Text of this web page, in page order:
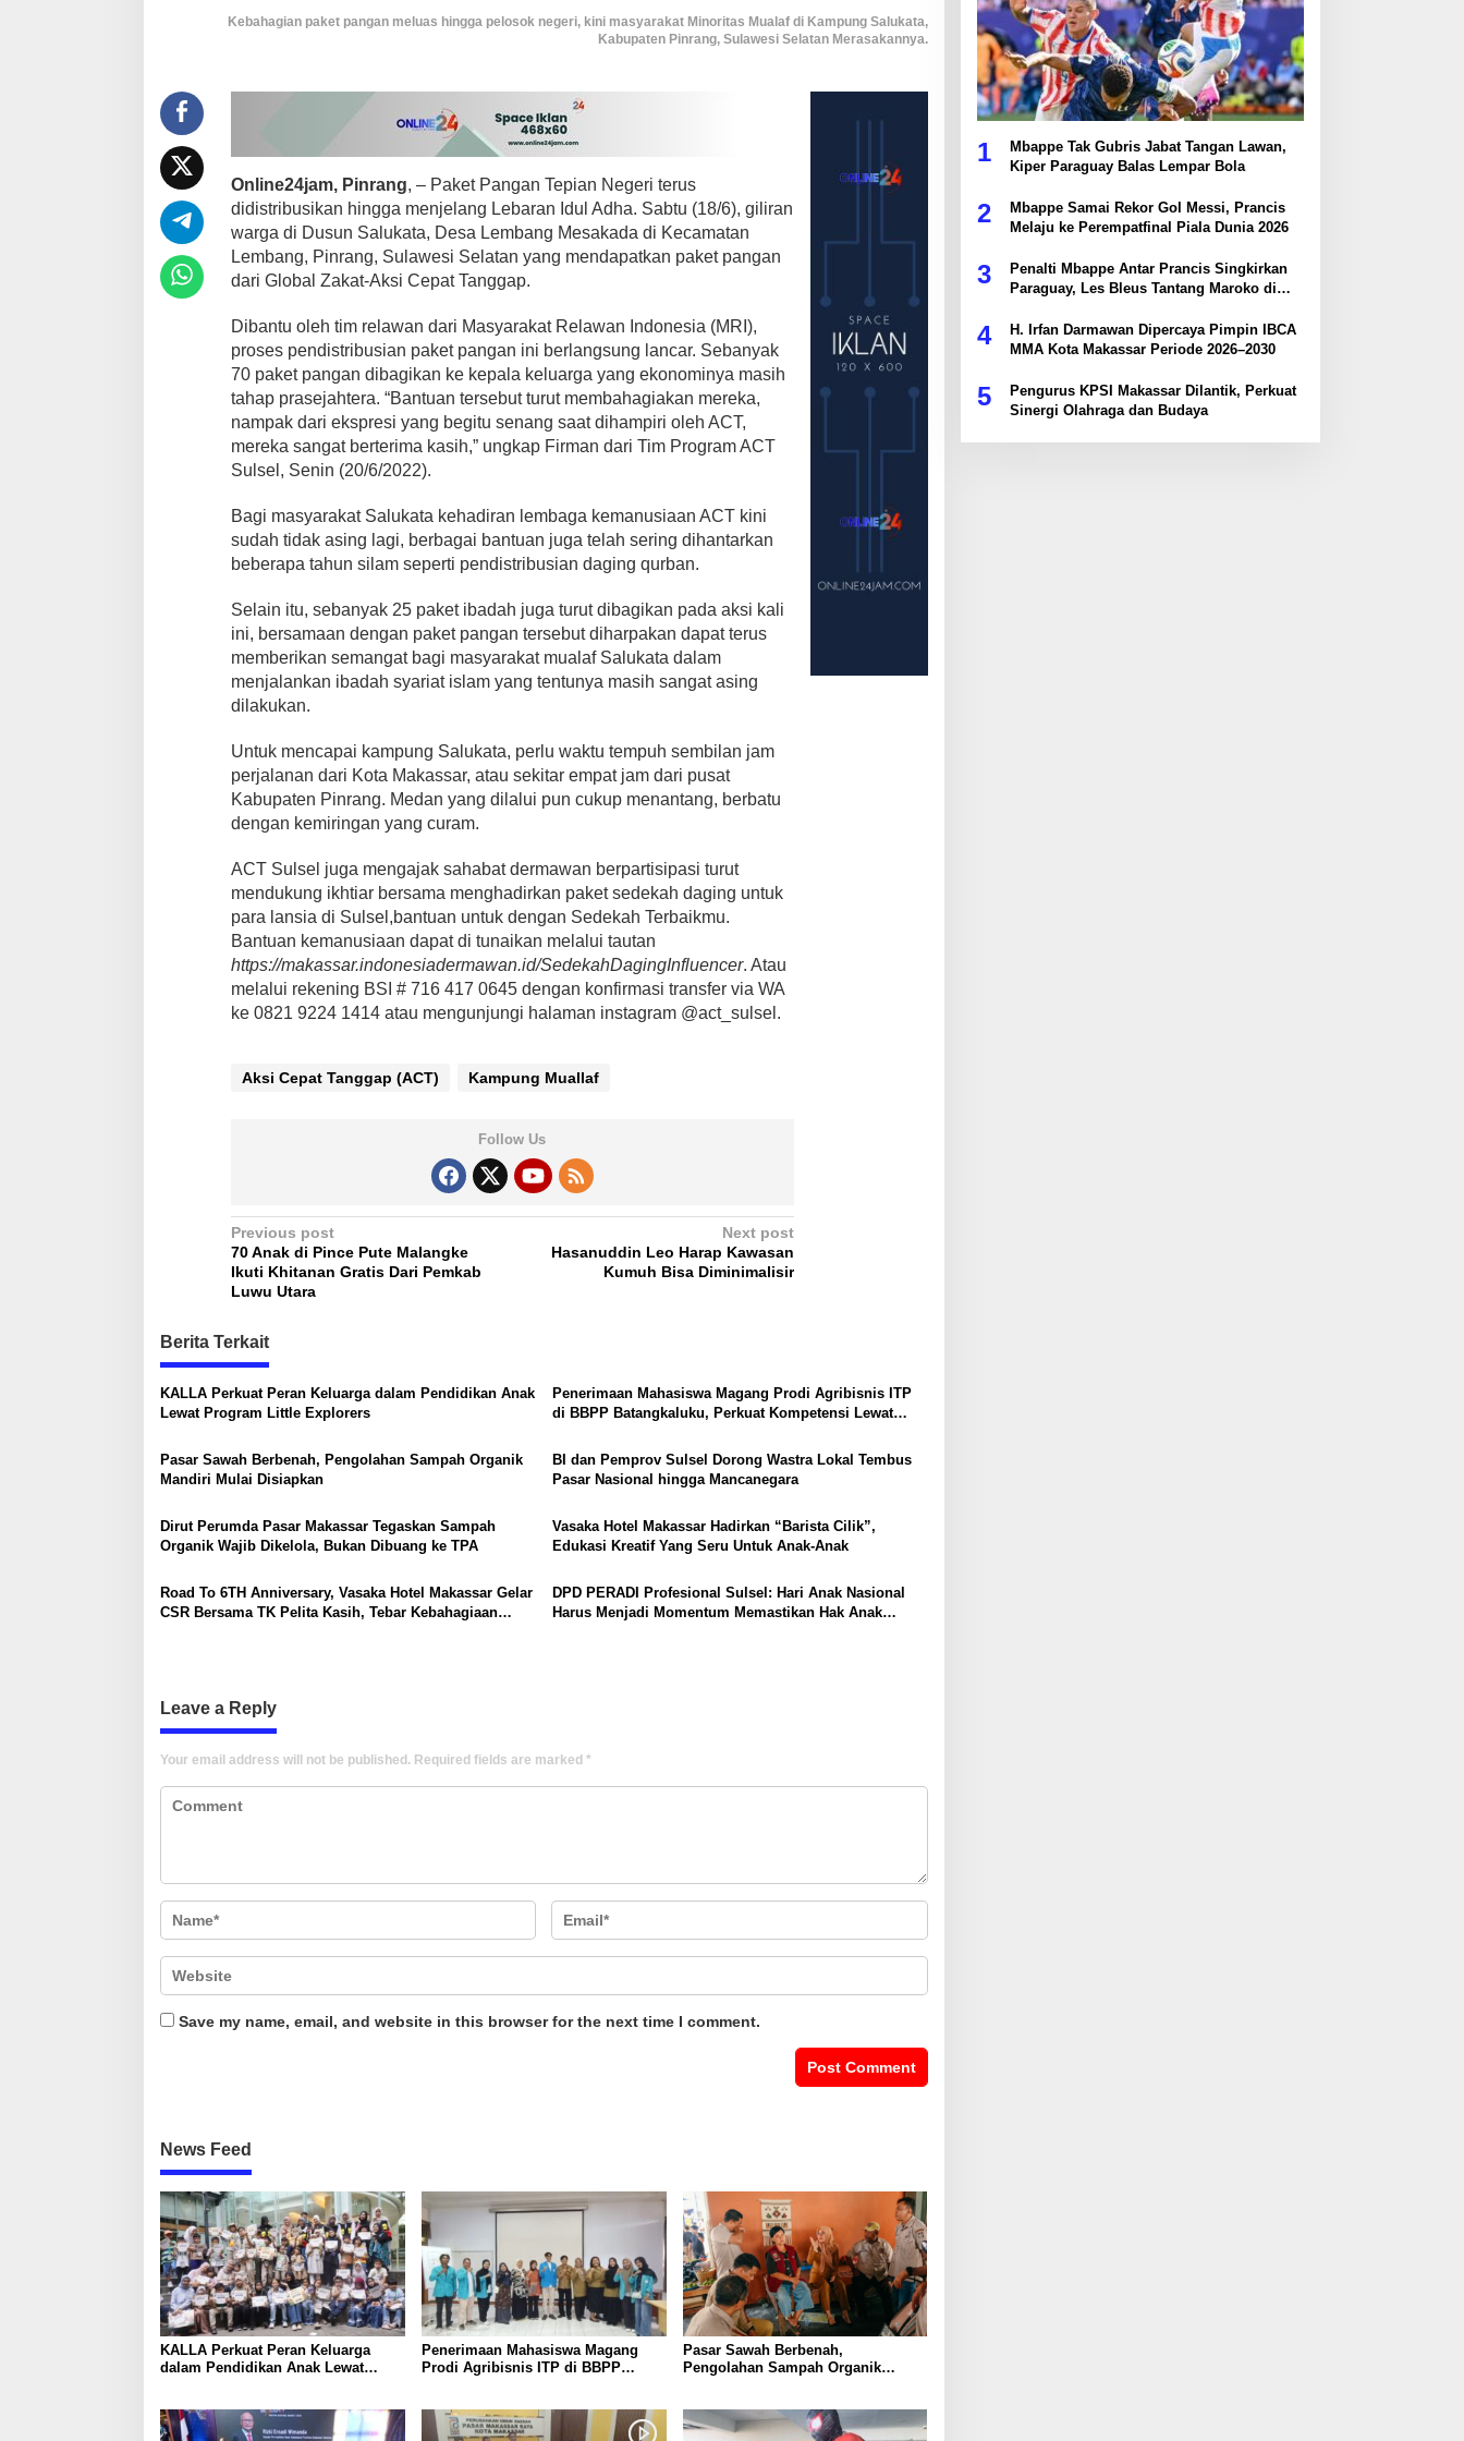
e
n
g
e
i
S
a
m
n
g
i
M
y
o
r
t
a
s
M
a
l
f
S
u
a
t
a
a
u
p
a
t
e
P
r
Kebahagian paket pangan meluas hingga pelosok negeri, kini masyarakat Minoritas Mualaf di Kampung Salukata,
Kabupaten Pinrang, Sulawesi Selatan Merasakannya.
Online24jam, Pinrang, – Paket Pangan Tepian Negeri terus
didistribusikan hingga menjelang Lebaran Idul Adha. Sabtu (18/6), giliran
warga di Dusun Salukata, Desa Lembang Mesakada di Kecamatan
Lembang, Pinrang, Sulawesi Selatan yang mendapatkan paket pangan
dari Global Zakat-Aksi Cepat Tanggap.
Dibantu oleh tim relawan dari Masyarakat Relawan Indonesia (MRI),
proses pendistribusian paket pangan ini berlangsung lancar. Sebanyak
70 paket pangan dibagikan ke kepala keluarga yang ekonominya masih
tahap prasejahtera. “Bantuan tersebut turut membahagiakan mereka,
nampak dari ekspresi yang begitu senang saat dihampiri oleh ACT,
mereka sangat berterima kasih,” ungkap Firman dari Tim Program ACT
Sulsel, Senin (20/6/2022).
Bagi masyarakat Salukata kehadiran lembaga kemanusiaan ACT kini
sudah tidak asing lagi, berbagai bantuan juga telah sering dihantarkan
beberapa tahun silam seperti pendistribusian daging qurban.
Selain itu, sebanyak 25 paket ibadah juga turut dibagikan pada aksi kali
ini, bersamaan dengan paket pangan tersebut diharpakan dapat terus
memberikan semangat bagi masyarakat mualaf Salukata dalam
menjalankan ibadah syariat islam yang tentunya masih sangat asing
dilakukan.
Untuk mencapai kampung Salukata, perlu waktu tempuh sembilan jam
perjalanan dari Kota Makassar, atau sekitar empat jam dari pusat
Kabupaten Pinrang. Medan yang dilalui pun cukup menantang, berbatu
dengan kemiringan yang curam.
ACT Sulsel juga mengajak sahabat dermawan berpartisipasi turut
mendukung ikhtiar bersama menghadirkan paket sedekah daging untuk
para lansia di Sulsel,bantuan untuk dengan Sedekah Terbaikmu.
Bantuan kemanusiaan dapat di tunaikan melalui tautan
https://makassar.indonesiadermawan.id/SedekahDagingInfluencer. Atau
melalui rekening BSI # 716 417 0645 dengan konfirmasi transfer via WA
ke 0821 9224 1414 atau mengunjungi halaman instagram @act_sulsel.
Aksi Cepat Tanggap (ACT) Kampung Muallaf
Follow Us
P
o
s
n
a
v
i
g
t
o
Previous post
70 Anak di Pince Pute Malangke
Ikuti Khitanan Gratis Dari Pemkab
Luwu Utara
Next post
Hasanuddin Leo Harap Kawasan
Kumuh Bisa Diminimalisir
Berita Terkait
KALLA Perkuat Peran Keluarga dalam Pendidikan Anak
Lewat Program Little Explorers
Penerimaan Mahasiswa Magang Prodi Agribisnis ITP
di BBPP Batangkaluku, Perkuat Kompetensi Lewat
Pasar Sawah Berbenah, Pengolahan Sampah Organik
Mandiri Mulai Disiapkan
BI dan Pemprov Sulsel Dorong Wastra Lokal Tembus
Pasar Nasional hingga Mancanegara
Dirut Perumda Pasar Makassar Tegaskan Sampah
Organik Wajib Dikelola, Bukan Dibuang ke TPA
Vasaka Hotel Makassar Hadirkan “Barista Cilik”,
Edukasi Kreatif Yang Seru Untuk Anak-Anak
Road To 6TH Anniversary, Vasaka Hotel Makassar Gelar
CSR Bersama TK Pelita Kasih, Tebar Kebahagiaan
DPD PERADI Profesional Sulsel: Hari Anak Nasional
Harus Menjadi Momentum Memastikan Hak Anak
Leave a Reply
Your email address will not be published. Required fields are marked *
Save my name, email, and website in this browser for the next time I comment.
News Feed
KALLA Perkuat Peran Keluarga
dalam Pendidikan Anak Lewat
Penerimaan Mahasiswa Magang
Prodi Agribisnis ITP di BBPP
Pasar Sawah Berbenah,
Pengolahan Sampah Organik
1
Mbappe Tak Gubris Jabat Tangan Lawan,
Kiper Paraguay Balas Lempar Bola
2
Mbappe Samai Rekor Gol Messi, Prancis
Melaju ke Perempatfinal Piala Dunia 2026
3
Penalti Mbappe Antar Prancis Singkirkan
Paraguay, Les Bleus Tantang Maroko di
4
H. Irfan Darmawan Dipercaya Pimpin IBCA
MMA Kota Makassar Periode 2026–2030
5
Pengurus KPSI Makassar Dilantik, Perkuat
Sinergi Olahraga dan Budaya